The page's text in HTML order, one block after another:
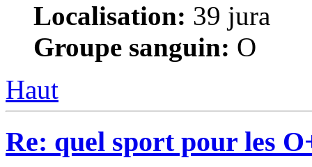
Localisation: 39 jura
Groupe sanguin: O
Haut
Re: quel sport pour les